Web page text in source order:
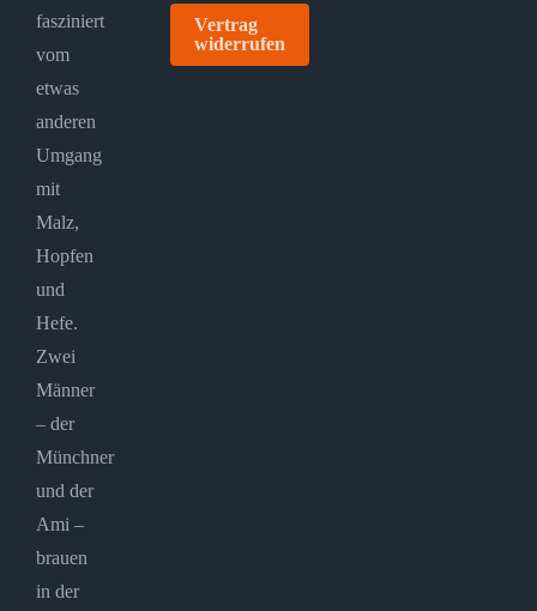
fasziniert
vom
etwas
anderen
Umgang
mit
Malz,
Hopfen
und
Hefe.
Zwei
Männer
– der
Münchner
und der
Ami –
brauen
in der
Vertrag
widerrufen